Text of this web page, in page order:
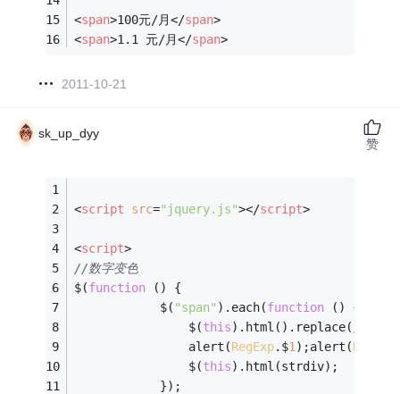
<span>100元/月</span>
<span>1.1 元/月</span>
2011-10-21
sk_up_dyy
<script src="jquery.js"></script>
<script>
//数字变色
$(function ( ) {
            $(
"span" ).each(function ( ) {
                $(
this).html().replace(
				alert(
RegExp.$1 );alert(RegExp
                $(
this).html(strdiv);
            });
赞